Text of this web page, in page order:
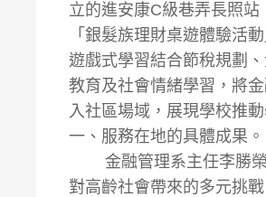
立的進安康C級巷弄長照站
「銀髮族理財桌遊體驗活
遊戲式學習結合節稅規劃
教育及社會情緒學習，將
入社區場域，展現學校推
一、服務在地的具體成果。
金融管理系主任李勝榮
對高齡社會帶來的多元挑